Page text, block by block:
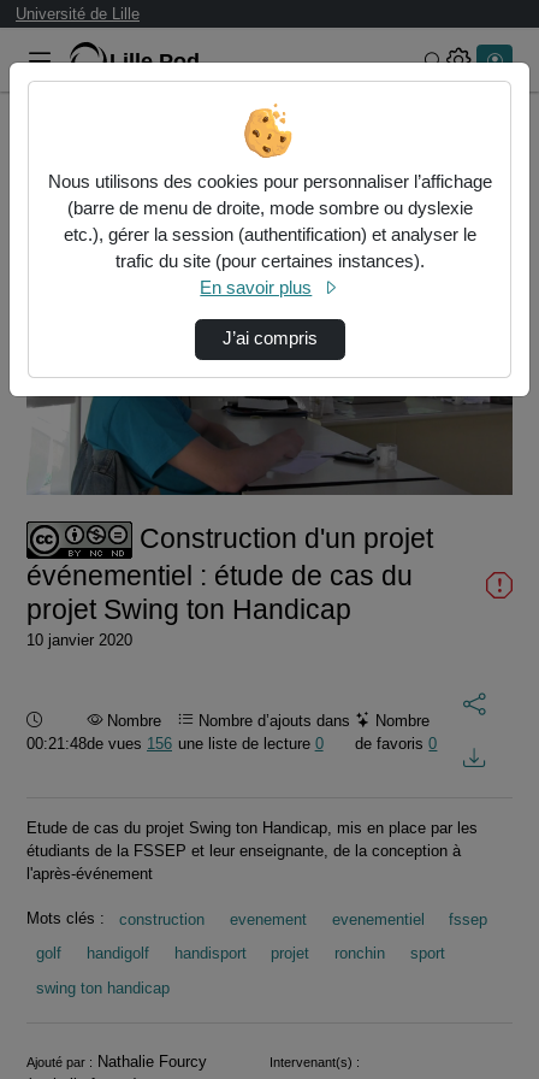
Université de Lille
Lille.Pod Rechercher
Construction d'un projet événementiel : étud…
Lire
la
vidéo
Construction d'un projet
événementiel : étude de cas du
projet Swing ton Handicap
10 janvier 2020
Durée :
00:21:48
Nombre
de vues 156
Nombre d’ajouts dans
une liste de lecture 0
Nombre
de favoris0
Etude de cas du projet Swing ton Handicap, mis en place par les
étudiants de la FSSEP et leur enseignante, de la conception à
l'après-événement
Mots clés : construction evenement evenementiel
fssep
golf
handigolf handisport projet ronchin
sport
swing ton handicap
Informations
Ajouté par : Nathalie Fourcy
Intervenant(s) :
Nous utilisons des cookies pour personnaliser l’affichage
(barre de menu de droite, mode sombre ou dyslexie
etc.), gérer la session (authentification) et analyser le
trafic du site (pour certaines instances).
En savoir plus
J’ai compris